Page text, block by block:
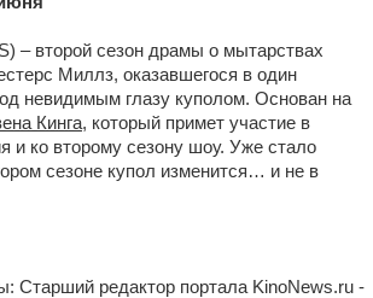
– второй сезон драмы о мытарствах
Миллз, оказавшегося в один
невидимым глазу куполом. Основан на
Кинга, который примет участие в
и ко второму сезону шоу. Уже стало
сезоне купол изменится… и не в
Старший редактор портала KinoNews.ru -